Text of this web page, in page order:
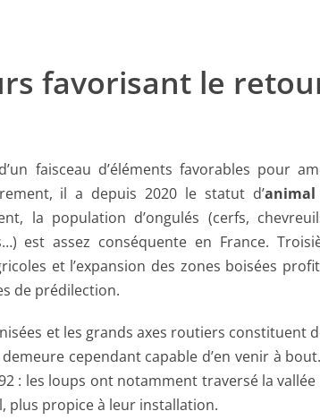
favorisant le
faisceau d’éléments favorables pour
il a depuis 2020 le statut d’animal
la population d’ongulés (cerfs,
est assez conséquente en France.
et l’expansion des zones boisées
de prédilection.
et les grands axes routiers constituent
cependant capable d’en venir à
: les loups ont notamment traversé la
plus propice à leur installation.